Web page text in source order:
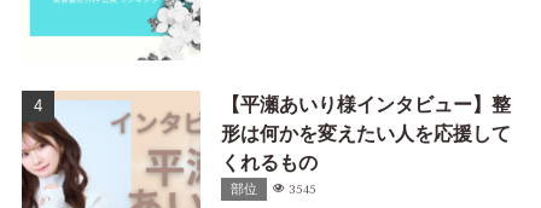
【平瀬あいり様インタビュー】整
形は何かを変えたい人を応援して
くれるもの
部位 3545